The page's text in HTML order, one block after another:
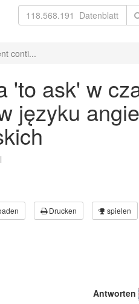
conti...
'to ask' w
języku
Drucken spielen
Antworten